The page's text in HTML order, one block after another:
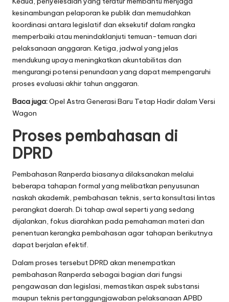
kesinambungan pelaporan ke publik dan memudahkan
koordinasi antara legislatif dan eksekutif dalam rangka
memperbaiki atau menindaklanjuti temuan-temuan dari
pelaksanaan anggaran. Ketiga, jadwal yang jelas
mendukung upaya meningkatkan akuntabilitas dan
mengurangi potensi penundaan yang dapat mempengaruhi
proses evaluasi akhir tahun anggaran.
Baca juga:Opel Astra Generasi Baru Tetap Hadir dalam Versi
Wagon
Proses pembahasan di
DPRD
Pembahasan Ranperda biasanya dilaksanakan melalui
beberapa tahapan formal yang melibatkan penyusunan
naskah akademik, pembahasan teknis, serta konsultasi lintas
perangkat daerah. Di tahap awal seperti yang sedang
dijalankan, fokus diarahkan pada pemahaman materi dan
penentuan kerangka pembahasan agar tahapan berikutnya
dapat berjalan efektif.
Dalam proses tersebut DPRD akan menempatkan
pembahasan Ranperda sebagai bagian dari fungsi
pengawasan dan legislasi, memastikan aspek substansi
maupun teknis pertanggungjawaban pelaksanaan APBD